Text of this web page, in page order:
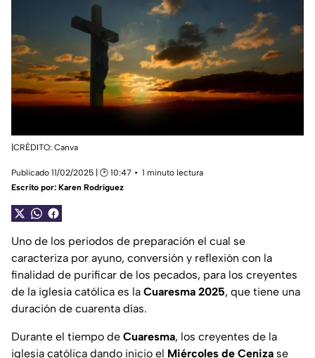
|CRÉDITO: Canva
Publicado 11/02/2025 | 🕑 10:47
1 minuto lectura
Escrito por: Karen Rodríguez
Uno de los periodos de preparación el cual se
caracteriza por ayuno, conversión y reflexión con la
finalidad de purificar de los pecados, para los creyentes
de la iglesia católica es la Cuaresma 2025, que tiene una
duración de cuarenta días.
Durante el tiempo de Cuaresma, los creyentes de la
iglesia católica dando inicio el Miércoles de Ceniza se